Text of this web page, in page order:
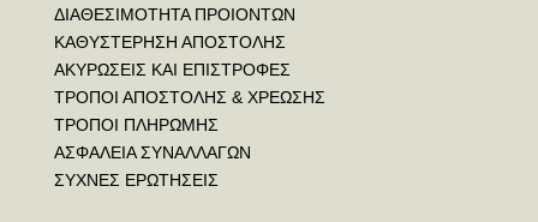
ΔΙΑΘΕΣΙΜΟΤΗΤΑ ΠΡΟΙΟΝΤΩΝ
ΚΑΘΥΣΤΕΡΗΣΗ ΑΠΟΣΤΟΛΗΣ
ΑΚΥΡΩΣΕΙΣ ΚΑΙ ΕΠΙΣΤΡΟΦΕΣ
ΤΡΟΠΟΙ ΑΠΟΣΤΟΛΗΣ & ΧΡΕΩΣΗΣ
ΤΡΟΠΟΙ ΠΛΗΡΩΜΗΣ
ΑΣΦΑΛΕΙΑ ΣΥΝΑΛΛΑΓΩΝ
ΣΥΧΝΕΣ ΕΡΩΤΗΣΕΙΣ